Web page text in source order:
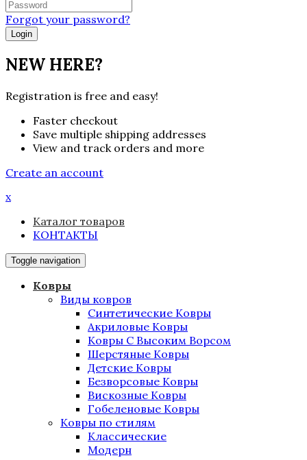
Forgot your password?
NEW HERE?
Registration is free and easy!
Faster checkout
Save multiple shipping addresses
View and track orders and more
Create an account
x
Каталог товаров
КОНТАКТЫ
Toggle navigation
Ковры
Виды ковров
Синтетические Ковры
Акриловые Ковры
Ковры С Высоким Ворсом
Шерстяные Ковры
Детские Ковры
Безворсовые Ковры
Вискозные Ковры
Гобеленовые Ковры
Ковры по стилям
Классические
Модерн